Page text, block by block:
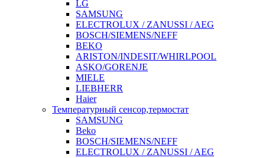
LG
SAMSUNG
ELECTROLUX / ZANUSSI / AEG
BOSCH/SIEMENS/NEFF
BEKO
ARISTON/INDESIT/WHIRLPOOL
ASKO/GORENJE
MIELE
LIEBHERR
Haier
Температурный сенсор,термостат
SAMSUNG
Beko
BOSCH/SIEMENS/NEFF
ELECTROLUX / ZANUSSI / AEG